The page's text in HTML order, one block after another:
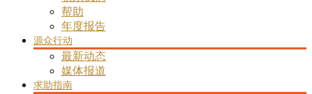
帮助
年度报告
源众行动
最新动态
媒体报道
求助指南